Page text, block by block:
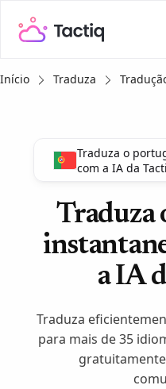
Início Traduza
Traduza o
com a IA da
Traduza
a IA
Traduza
para mais de 35